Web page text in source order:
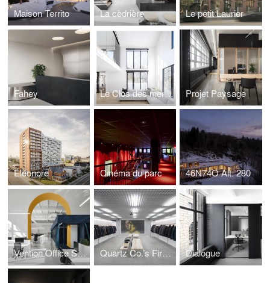
Maison Territo La cèdrière Le petit Laurier
Fahey Le Clos des merises Projet Paysage
Éléonore Cinéma du parc 46N74O Alt. 280
Vention Office Space Quartz Co.’s First Boutique Dialogue